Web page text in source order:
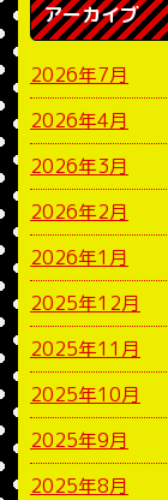
アーカイブ
2026年7月
2026年4月
2026年3月
2026年2月
2026年1月
2025年12月
2025年11月
2025年10月
2025年9月
2025年8月